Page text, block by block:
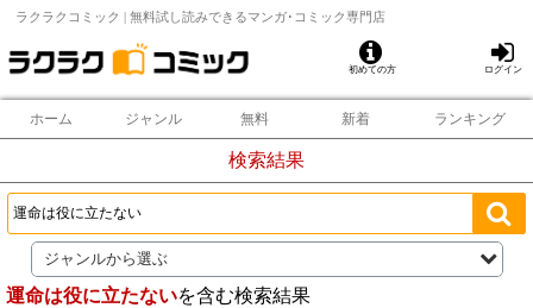
ラクラクコミック | 無料試し読みできるマンガ･コミック専門店
初めての方 ログイン
ホーム ジャンル 無料 新着 ランキング
検索結果
ジャンルから選ぶ
運命は役に立たないを含む検索結果